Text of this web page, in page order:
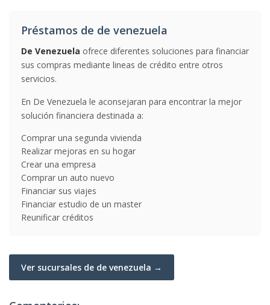
Préstamos de de venezuela
De Venezuela ofrece diferentes soluciones para financiar
sus compras mediante lineas de crédito entre otros
servicios.
En De Venezuela le aconsejaran para encontrar la mejor
solución financiera destinada a:
Comprar una segunda vivienda
Realizar mejoras en su hogar
Crear una empresa
Comprar un auto nuevo
Financiar sus viajes
Financiar estudio de un master
Reunificar créditos
Ver sucursales de de venezuela →